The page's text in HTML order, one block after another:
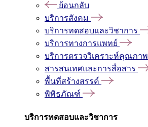
ย้อนกลับ
บริการสังคม
บริการทดสอบและวิชาการ
บริการทางการแพทย์
บริการตรวจวิเคราะห์คุณภาพ
สารสนเทศและการสื่อสาร
พื้นที่สร้างสรรค์
พิพิธภัณฑ์
บริการทดสอบและวิชาการ